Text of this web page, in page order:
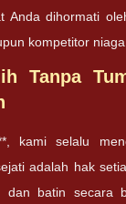
Anda dihormati
kompetitor
Tanpa
kami selalu
adalah hak
dan batin secara